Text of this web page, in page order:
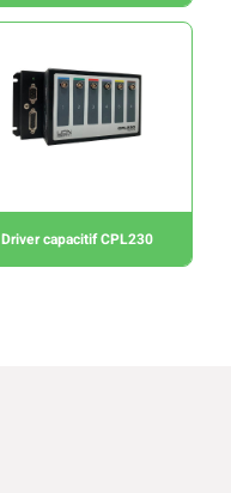
Driver capacitif CPL230